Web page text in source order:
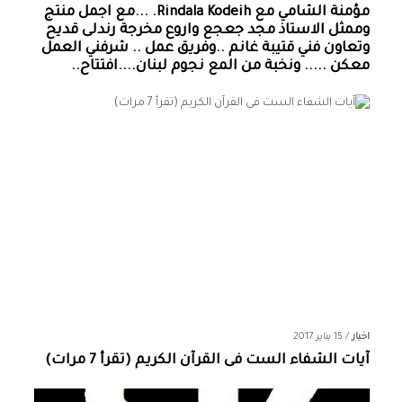
مؤمنة الشامي‏ مع ‏‎Rindala Kodeih‎‏. ...مع اجمل منتج
وممثل الاستاذ مجد جعجع واروع مخرجة رندلى قديح
وتعاون فني قتيبة غانم ..وفريق عمل .. شرفني العمل
معكن ..... ونخبة من المع نجوم لبنان....افتتاح..
اخبار/ 15 يناير 2017
آيات الشفاء الست فى القرآن الكريم (تقرأ 7 مرات)